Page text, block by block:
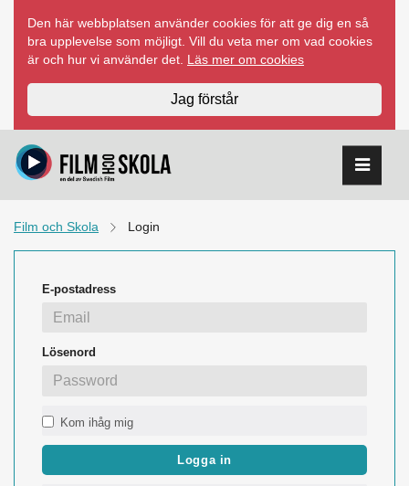
innehåll
Den här webbplatsen använder cookies för att ge dig en så
bra upplevelse som möjligt. Vill du veta mer om vad cookies
är och hur vi använder det. Läs mer om cookies
Jag förstår
Film och Skola Login
E-postadress
Lösenord
Kom ihåg mig
Logga in